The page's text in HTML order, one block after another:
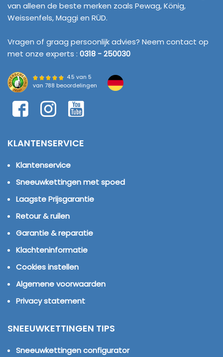
van alleen de beste merken zoals Pewag, König,
Weissenfels, Maggi en RÜD.
Vragen of graag persoonlijk advies? Neem contact op
met onze experts : 0318 - 250030
4.5 van 5
van 788 beoordelingen
KLANTENSERVICE
Klantenservice
Sneeuwkettingen met spoed
Laagste Prijsgarantie
Retour & ruilen
Garantie & reparatie
Klachteninformatie
Cookies instellen
Algemene voorwaarden
Privacy statement
SNEEUWKETTINGEN TIPS
Sneeuwkettingen configurator